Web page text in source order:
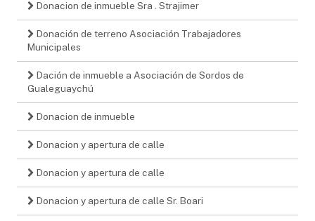
Donacion de inmueble Sra . Strajimer
Donación de terreno Asociación Trabajadores
Municipales
Dación de inmueble a Asociación de Sordos de
Gualeguaychú
Donacion de inmueble
Donacion y apertura de calle
Donacion y apertura de calle
Donacion y apertura de calle Sr. Boari